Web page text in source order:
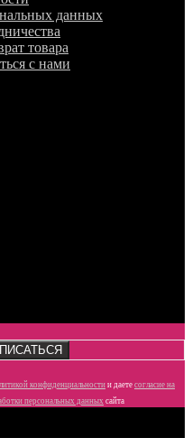
данных
товара
с нами
конфиденциальностии даете согласие на
персональных данных сайта